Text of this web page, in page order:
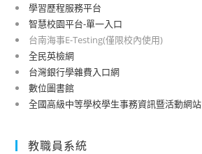
學習歷程服務平台
智慧校園平台-單一入口
台南海事E-Testing(僅限校內使用)
全民英檢網
台灣銀行學雜費入口網
數位圖書館
全國高級中等學校學生事務資訊暨活動網站
教職員系統